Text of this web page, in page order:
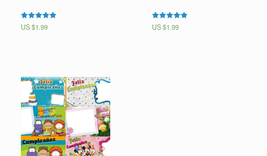
Valorado en
5.00
US $1.99
Valorado en
5.00
US $1.99